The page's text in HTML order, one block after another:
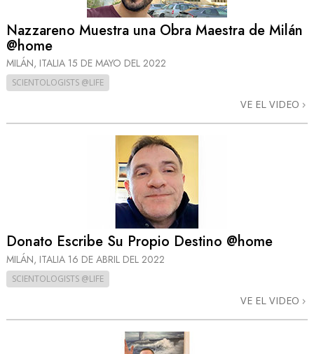
Nazzareno Muestra una Obra Maestra de Milán
@home
MILÁN, ITALIA 15 DE MAYO DEL 2022
SCIENTOLOGISTS @LIFE
VE EL VIDEO
Donato Escribe Su Propio Destino @home
MILÁN, ITALIA 16 DE ABRIL DEL 2022
SCIENTOLOGISTS @LIFE
VE EL VIDEO